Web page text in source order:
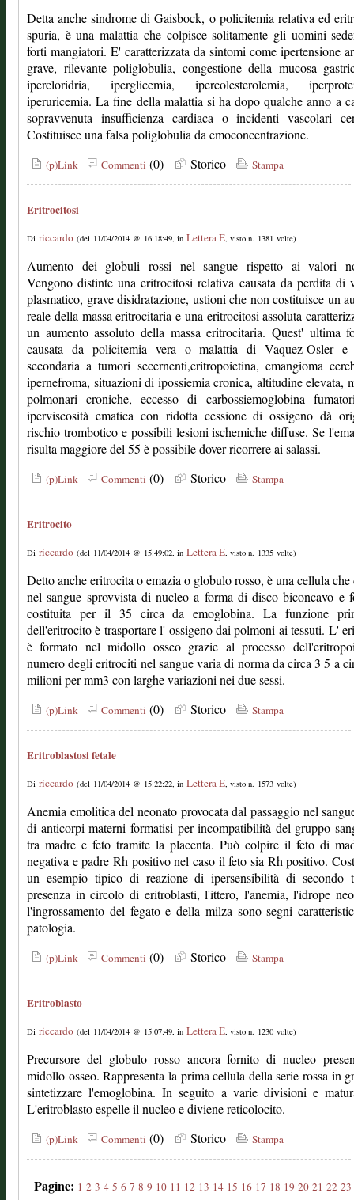
Detta anche sindrome di Gaisbock, o policitemia relativa ed
spuria, è una malattia che colpisce solitamente gli uomini
forti mangiatori. E' caratterizzata da sintomi come ipertensione
grave, rilevante poliglobulia, congestione della mucosa
ipercloridria, iperglicemia, ipercolesterolemia,
iperuricemia. La fine della malattia si ha dopo qualche anno a
sopravvenuta insufficienza cardiaca o incidenti vascolari
Costituisce una falsa poliglobulia da emoconcentrazione.
(p)Link Commenti (0) Storico Stampa
Eritrocitosi
Di riccardo (del 11/04/2014 @ 16:18:49, in Lettera E, visto n. 1381 volte)
Aumento dei globuli rossi nel sangue rispetto ai valori
Vengono distinte una eritrocitosi relativa causata da perdita di
plasmatico, grave disidratazione, ustioni che non costituisce un
reale della massa eritrocitaria e una eritrocitosi assoluta
un aumento assoluto della massa eritrocitaria. Quest' ultima
causata da policitemia vera o malattia di Vaquez-Osler e
secondaria a tumori secernenti,eritropoietina, emangioma
ipernefroma, situazioni di ipossiemia cronica, altitudine elevata,
polmonari croniche, eccesso di carbossiemoglobina
iperviscosità ematica con ridotta cessione di ossigeno dà
rischio trombotico e possibili lesioni ischemiche diffuse. Se
risulta maggiore del 55 è possibile dover ricorrere ai salassi.
(p)Link Commenti (0) Storico Stampa
Eritrocito
Di riccardo (del 11/04/2014 @ 15:49:02, in Lettera E, visto n. 1335 volte)
Detto anche eritrocita o emazia o globulo rosso, è una cellula
nel sangue sprovvista di nucleo a forma di disco biconcavo e
costituita per il 35 circa da emoglobina. La funzione
dell'eritrocito è trasportare l' ossigeno dai polmoni ai tessuti. L'
è formato nel midollo osseo grazie al processo
numero degli eritrociti nel sangue varia di norma da circa 3 5 a
milioni per mm3 con larghe variazioni nei due sessi.
(p)Link Commenti (0) Storico Stampa
Eritroblastosi fetale
Di riccardo (del 11/04/2014 @ 15:22:22, in Lettera E, visto n. 1573 volte)
Anemia emolitica del neonato provocata dal passaggio nel
di anticorpi materni formatisi per incompatibilità del gruppo
tra madre e feto tramite la placenta. Può colpire il feto di
negativa e padre Rh positivo nel caso il feto sia Rh positivo.
un esempio tipico di reazione di ipersensibilità di secondo
presenza in circolo di eritroblasti, l'ittero, l'anemia, l'idrope
l'ingrossamento del fegato e della milza sono segni
patologia.
(p)Link Commenti (0) Storico Stampa
Eritroblasto
Di riccardo (del 11/04/2014 @ 15:07:49, in Lettera E, visto n. 1230 volte)
Precursore del globulo rosso ancora fornito di nucleo
midollo osseo. Rappresenta la prima cellula della serie rossa in
sintetizzare l'emoglobina. In seguito a varie divisioni e
L'eritroblasto espelle il nucleo e diviene reticolocito.
(p)Link Commenti (0) Storico Stampa
Pagine: 1 2 3 4 5 6 7 8 9 10 11 12 13 14 15 16 17 18 19 20 21 22 23